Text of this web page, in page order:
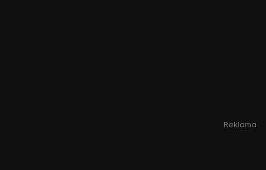
Reklama